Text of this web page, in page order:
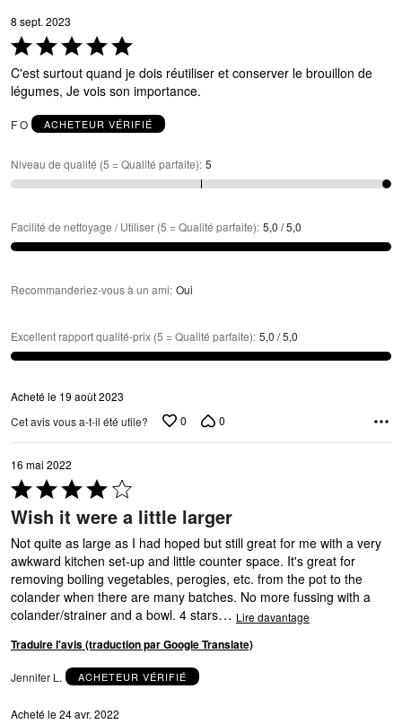
8 sept. 2023
Coté
5 sur
5
C'est surtout quand je dois réutiliser et conserver le brouillon de
légumes, Je vois son importance.
F O ACHETEUR VÉRIFIÉ
Niveau de qualité (5 = Qualité parfaite): 5
Facilité de nettoyage / Utiliser (5 = Qualité parfaite): 5,0 / 5,0
Recommanderiez-vous à un ami: Oui
Excellent rapport qualité-prix (5 = Qualité parfaite): 5,0 / 5,0
Acheté le 19 août 2023
Cet avis vous a-t-il été utile?
0 0
16 mai 2022
Coté
4 sur
5
Wish it were a little larger
Not quite as large as I had hoped but still great for me with a very
awkward kitchen set-up and little counter space. It's great for
removing boiling vegetables, perogies, etc. from the pot to the
colander when there are many batches. No more fussing with a
colander/strainer and a bowl. 4 stars… Lire davantage
Traduire l'avis (traduction par Google Translate)
Jennifer L. ACHETEUR VÉRIFIÉ
Acheté le 24 avr. 2022